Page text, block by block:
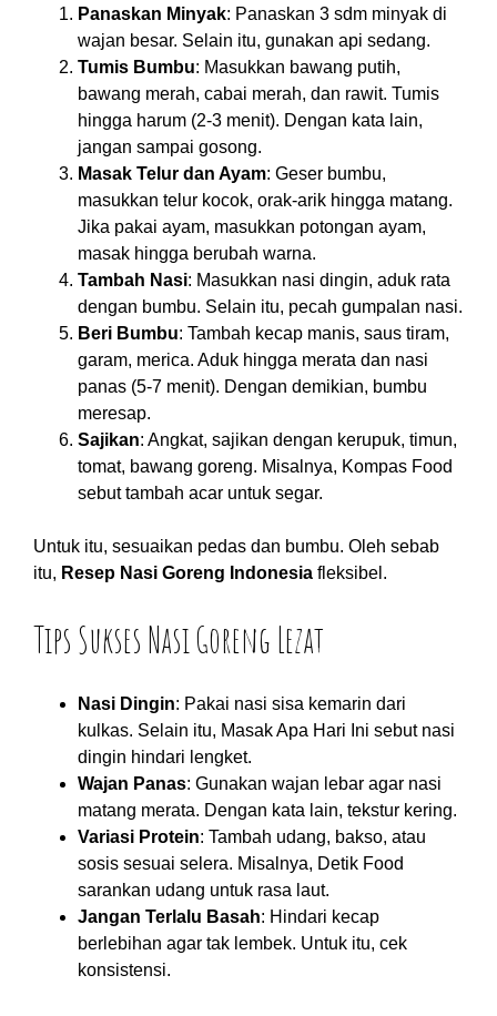
Panaskan Minyak: Panaskan 3 sdm minyak di
wajan besar. Selain itu, gunakan api sedang.
Tumis Bumbu: Masukkan bawang putih,
bawang merah, cabai merah, dan rawit. Tumis
hingga harum (2-3 menit). Dengan kata lain,
jangan sampai gosong.
Masak Telur dan Ayam: Geser bumbu,
masukkan telur kocok, orak-arik hingga matang.
Jika pakai ayam, masukkan potongan ayam,
masak hingga berubah warna.
Tambah Nasi: Masukkan nasi dingin, aduk rata
dengan bumbu. Selain itu, pecah gumpalan nasi.
Beri Bumbu: Tambah kecap manis, saus tiram,
garam, merica. Aduk hingga merata dan nasi
panas (5-7 menit). Dengan demikian, bumbu
meresap.
Sajikan: Angkat, sajikan dengan kerupuk, timun,
tomat, bawang goreng. Misalnya, Kompas Food
sebut tambah acar untuk segar.
Untuk itu, sesuaikan pedas dan bumbu. Oleh sebab
itu, Resep Nasi Goreng Indonesia fleksibel.
Tips Sukses Nasi Goreng Lezat
Nasi Dingin: Pakai nasi sisa kemarin dari
kulkas. Selain itu, Masak Apa Hari Ini sebut nasi
dingin hindari lengket.
Wajan Panas: Gunakan wajan lebar agar nasi
matang merata. Dengan kata lain, tekstur kering.
Variasi Protein: Tambah udang, bakso, atau
sosis sesuai selera. Misalnya, Detik Food
sarankan udang untuk rasa laut.
Jangan Terlalu Basah: Hindari kecap
berlebihan agar tak lembek. Untuk itu, cek
konsistensi.